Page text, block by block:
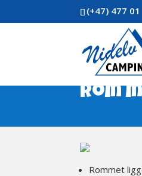
(+47) 477
Rom
Rommet